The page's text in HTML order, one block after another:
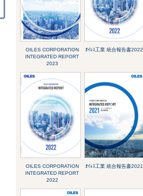
OILES CORPORATION
INTEGRATED REPORT
2023
ｵｲﾚｽ工業 統合報告書2022
OILES CORPORATION
INTEGRATED REPORT
2022
ｵｲﾚｽ工業 統合報告書2021